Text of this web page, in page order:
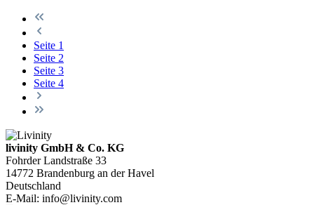
Seite 1
Seite 2
Seite 3
Seite 4
livinity GmbH & Co. KG
Fohrder Landstraße 33
14772 Brandenburg an der Havel
Deutschland
E-Mail: info@livinity.com